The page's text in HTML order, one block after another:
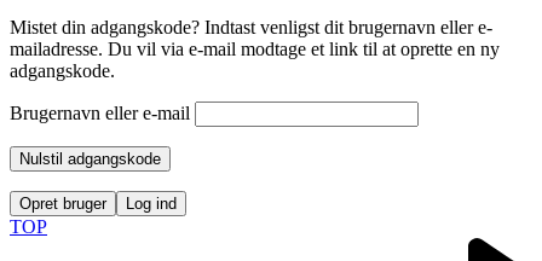
Mistet din adgangskode? Indtast venligst dit brugernavn eller e-
mailadresse. Du vil via e-mail modtage et link til at oprette en ny
adgangskode.
Brugernavn eller e-mail
Nulstil adgangskode
Opret bruger Log ind
TOP